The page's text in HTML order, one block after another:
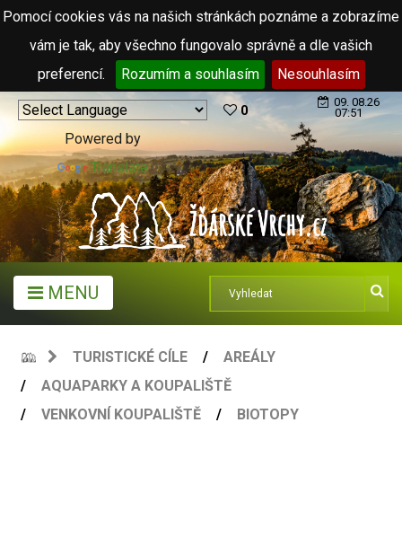
Pomocí cookies vás na našich stránkách poznáme a zobrazíme
vám je tak, aby všechno fungovalo správně a dle vašich
preferencí.
Rozumím a souhlasím Nesouhlasím
Powered by
Translate
0
09. 08.26
07:51
MENU
TURISTICKÉ CÍLE
AREÁLY
AQUAPARKY A KOUPALIŠTĚ
VENKOVNÍ KOUPALIŠTĚ
BIOTOPY